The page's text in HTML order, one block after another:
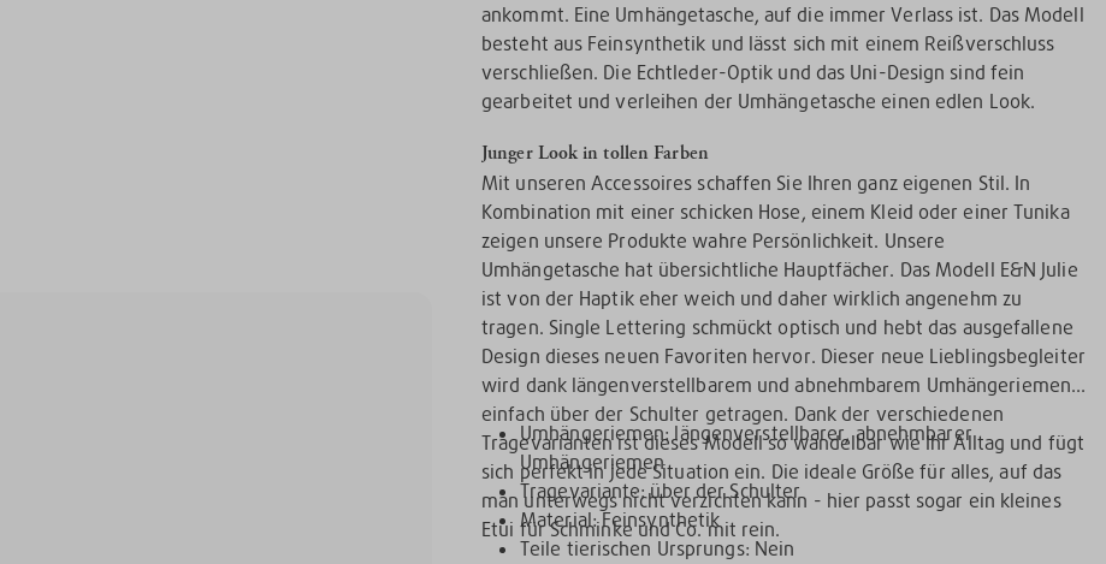
ankommt. Eine Umhängetasche, auf die immer Verlass ist. Das Modell
besteht aus Feinsynthetik und lässt sich mit einem Reißverschluss
verschließen. Die Echtleder-Optik und das Uni-Design sind fein
gearbeitet und verleihen der Umhängetasche einen edlen Look.
Junger Look in tollen Farben
Mit unseren Accessoires schaffen Sie Ihren ganz eigenen Stil. In
Kombination mit einer schicken Hose, einem Kleid oder einer Tunika
zeigen unsere Produkte wahre Persönlichkeit. Unsere
Umhängetasche hat übersichtliche Hauptfächer. Das Modell E&N Julie
ist von der Haptik eher weich und daher wirklich angenehm zu
tragen. Single Lettering schmückt optisch und hebt das ausgefallene
Design dieses neuen Favoriten hervor. Dieser neue Lieblingsbegleiter
wird dank längenverstellbarem und abnehmbarem Umhängeriemen
einfach über der Schulter getragen. Dank der verschiedenen
Tragevarianten ist dieses Modell so wandelbar wie Ihr Alltag und fügt
sich perfekt in jede Situation ein. Die ideale Größe für alles, auf das
man unterwegs nicht verzichten kann - hier passt sogar ein kleines
Etui für Schminke und Co. mit rein.
Umhängeriemen: längenverstellbarer, abnehmbarer
Umhängeriemen
Tragevariante: über der Schulter
Material: Feinsynthetik
Teile tierischen Ursprungs: Nein